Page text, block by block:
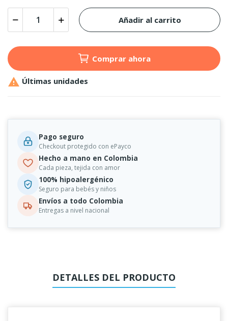
Añadir al carrito
Comprar ahora
 Últimas unidades
Pago seguro
Checkout protegido con ePayco
Hecho a mano en Colombia
Cada pieza, tejida con amor
100% hipoalergénico
Seguro para bebés y niños
Envíos a todo Colombia
Entregas a nivel nacional
DETALLES DEL PRODUCTO